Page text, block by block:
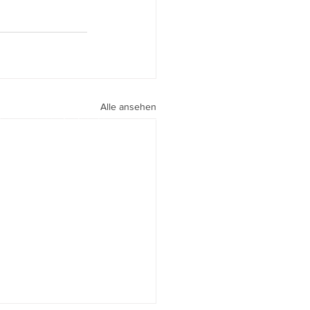
Alle ansehen
walter.gasperi@film-netz.com